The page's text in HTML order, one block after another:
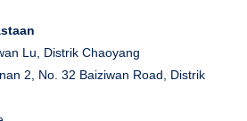
Lu, Distrik Chaoyang
2, No. 32 Baiziwan Road, Distrik